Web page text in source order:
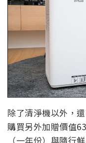
除了清淨機以外，
購買另外加贈價值
（一年份）與隨行鮮